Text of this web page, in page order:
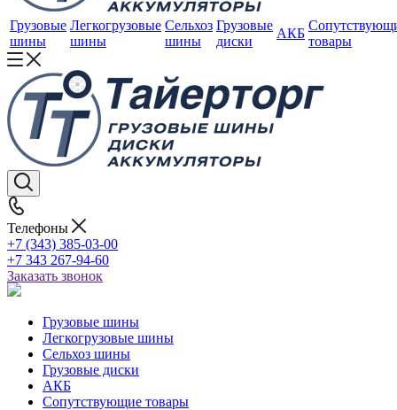
Грузовые
шины
Легкогрузовые
шины
Сельхоз
шины
Грузовые
диски
АКБ
товары
Телефоны
+7 (343) 385-03-00
+7 343 267-94-60
Заказать звонок
Грузовые шины
Легкогрузовые шины
Сельхоз шины
Грузовые диски
АКБ
Сопутствующие товары